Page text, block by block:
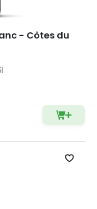
- Côtes du
Zet